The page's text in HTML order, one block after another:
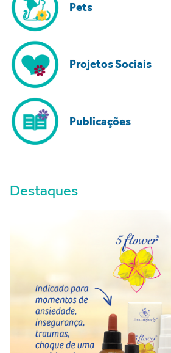
Pets
Projetos Sociais
Publicações
Destaques